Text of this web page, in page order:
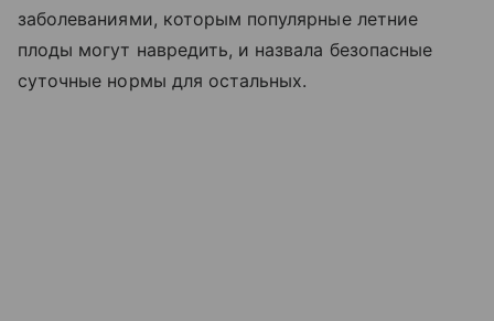
заболеваниями, которым популярные летние
плоды могут навредить, и назвала безопасные
суточные нормы для остальных.